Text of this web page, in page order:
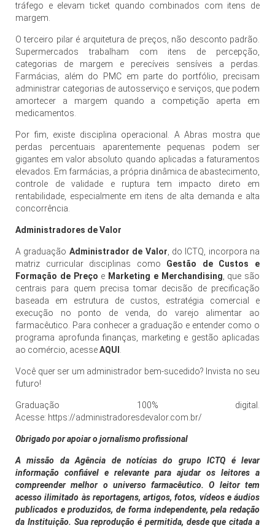
tráfego e elevam ticket quando combinados com itens de
margem.
O terceiro pilar é arquitetura de preços, não desconto padrão.
Supermercados trabalham com itens de percepção,
categorias de margem e perecíveis sensíveis a perdas.
Farmácias, além do PMC em parte do portfólio, precisam
administrar categorias de autosserviço e serviços, que podem
amortecer a margem quando a competição aperta em
medicamentos.
Por fim, existe disciplina operacional. A Abras mostra que
perdas percentuais aparentemente pequenas podem ser
gigantes em valor absoluto quando aplicadas a faturamentos
elevados. Em farmácias, a própria dinâmica de abastecimento,
controle de validade e ruptura tem impacto direto em
rentabilidade, especialmente em itens de alta demanda e alta
concorrência.
Administradores de Valor
A graduação Administrador de Valor , do ICTQ, incorpora na
matriz curricular disciplinas como Gestão de Custos e
Formação de Preço e Marketing e Merchandising , que são
centrais para quem precisa tomar decisão de precificação
baseada em estrutura de custos, estratégia comercial e
execução no ponto de venda, do varejo alimentar ao
farmacêutico. Para conhecer a graduação e entender como o
programa aprofunda finanças, marketing e gestão aplicadas
ao comércio, acesseAQUI
Você quer ser um administrador bem-sucedido? Invista no seu
futuro!
Graduação 100% digital.
Acesse: https://administradoresdevalor.com.br/
Obrigado por apoiar o jornalismo profissional
A missão da Agência de notícias do grupo ICTQ é levar
informação confiável e relevante para ajudar os leitores a
compreender melhor o universo farmacêutico. O leitor tem
acesso ilimitado às reportagens, artigos, fotos, vídeos e áudios
publicados e produzidos, de forma independente, pela redação
da Instituição. Sua reprodução é permitida, desde que citada a